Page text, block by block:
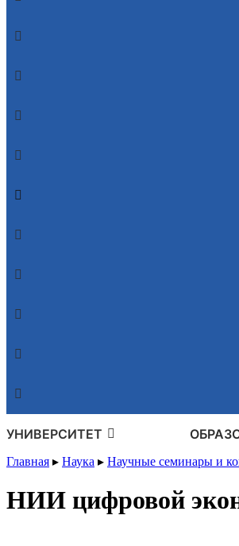
УНИВЕРСИТЕТ
Главная ▸ Наука ▸ Научные семинары и
НИИ цифровой